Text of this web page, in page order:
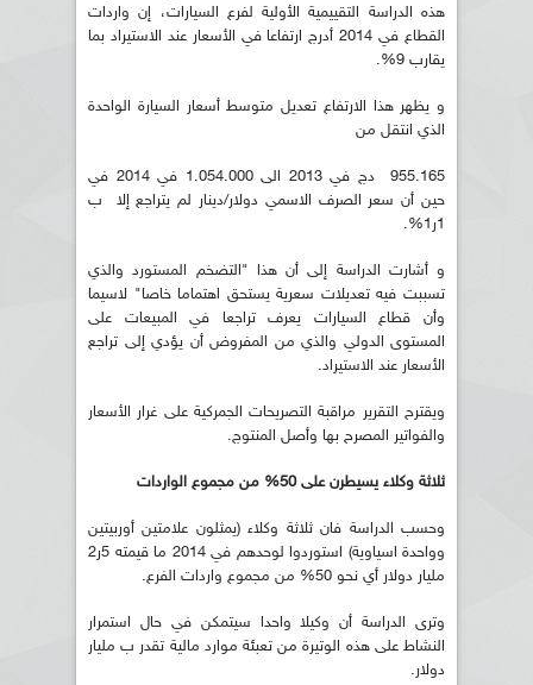
هذه الدراسة التقييمية الأولية لفرع السيارات، إن واردات
القطاع في 2014 أدرج ارتفاعا في الأسعار عند الاستيراد بما
يقارب 9%.
و يظهر هذا الارتفاع تعديل متوسط أسعار السيارة الواحدة
الذي انتقل من
955.165 دج في 2013 الى 1.054.000 في 2014 في
حين أن سعر الصرف الاسمي دولار/دينار لم يتراجع إلا ب
1ر1%.
و أشارت الدراسة إلى أن هذا "التضخم المستورد والذي
تسببت فيه تعديلات سعرية يستحق اهتماما خاصا" لاسيما
وأن قطاع السيارات يعرف تراجعا في المبيعات على
المستوى الدولي والذي من المفروض أن يؤدي إلى تراجع
الأسعار عند الاستيراد.
ويقترح التقرير مراقبة التصريحات الجمركية على غرار الأسعار
والفواتير المصرح بها وأصل المنتوج.
ثلاثة وكلاء يسيطرن على 50% من مجموع الواردات
وحسب الدراسة فان ثلاثة وكلاء (يمثلون علامتين أوربيتين
وواحدة اسياوية) استوردوا لوحدهم في 2014 ما قيمته 5ر2
مليار دولار أي نحو 50% من مجموع واردات الفرع.
وترى الدراسة أن وكيلا واحدا سيتمكن في حال استمرار
النشاط على هذه الوتيرة من تعبئة موارد مالية تقدر ب مليار
دولار.